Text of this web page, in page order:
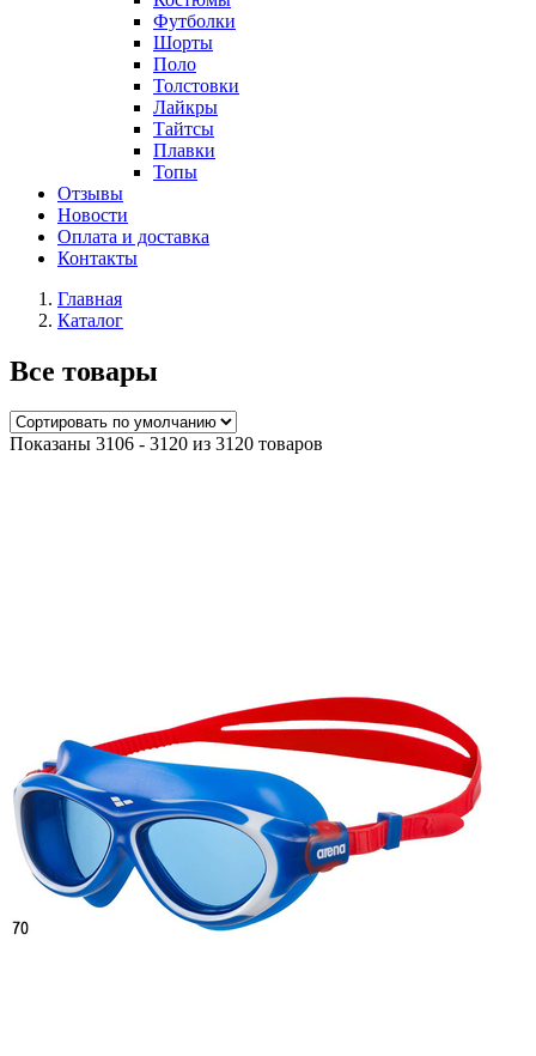
Футболки
Шорты
Поло
Толстовки
Лайкры
Тайтсы
Плавки
Топы
Отзывы
Новости
Оплата и доставка
Контакты
Главная
Каталог
Все товары
Показаны 3106 - 3120 из 3120 товаров